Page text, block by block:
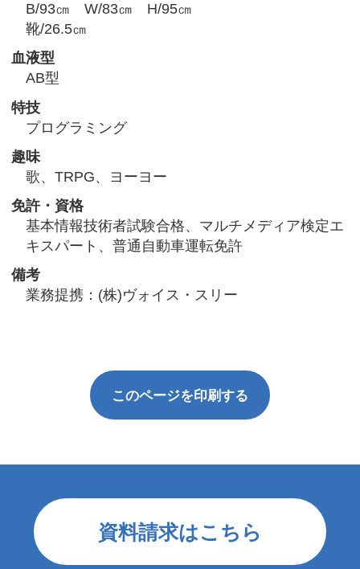
B/93㎝ W/83㎝ H/95㎝
靴/26.5㎝
血液型
AB型
特技
プログラミング
趣味
歌、TRPG、ヨーヨー
免許・資格
基本情報技術者試験合格、マルチメディア検定エ
キスパート、普通自動車運転免許
備考
業務提携：(株)ヴォイス・スリー
このページを印刷する
資料請求はこちら